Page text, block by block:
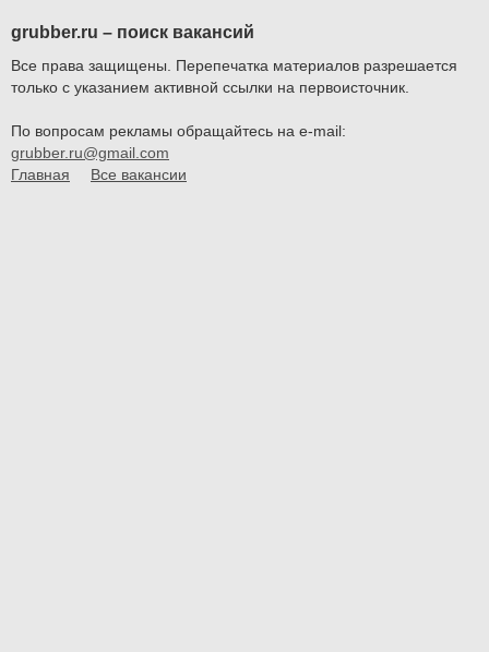
grubber.ru – поиск вакансий
Все права защищены. Перепечатка материалов разрешается
только с указанием активной ссылки на первоисточник.
По вопросам рекламы обращайтесь на e-mail:
grubber.ru@gmail.com
Главная
Все вакансии